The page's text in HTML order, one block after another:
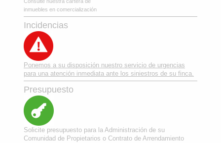
inmuebles en comercialización
Incidencias
Ponemos a su disposición nuestro servicio de urgencias
para una atención inmediata ante los siniestros de su finca.
Presupuesto
Solicite presupuesto para la Administración de su
Comunidad de Propietarios o Contrato de Arrendamiento